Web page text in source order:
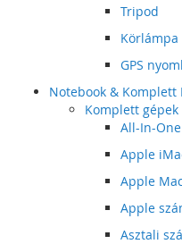
Tripod
Körlámpa
GPS
Notebook & Komplett
Komplett gépek
All-In-One
Apple
Apple
Apple
Asztali